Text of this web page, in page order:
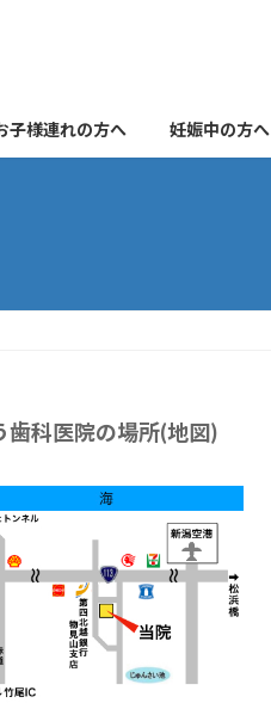
子様連れの方へ 妊娠中の方へ
歯科医院の場所(地図)